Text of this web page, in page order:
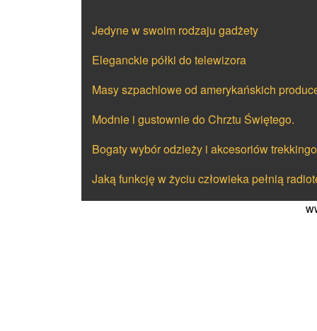
Jedyne w swoim rodzaju gadżety
Eleganckie półki do telewizora
Masy szpachlowe od amerykańskich
Modnie i gustownie do Chrztu Świętego.
Bogaty wybór odzieży i akcesoriów
Jaką funkcję w życiu człowieka pełnią